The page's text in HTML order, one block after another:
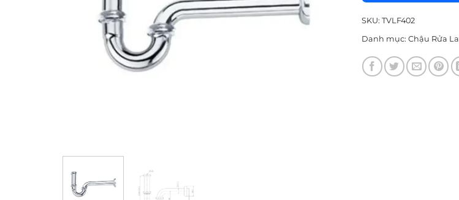
SKU: TVLF402
Danh mục: Chậu Rửa